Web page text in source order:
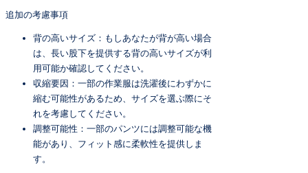
追加の考慮事項
背の高いサイズ：もしあなたが背が高い場合
は、長い股下を提供する背の高いサイズが利
用可能か確認してください。
収縮要因：一部の作業服は洗濯後にわずかに
縮む可能性があるため、サイズを選ぶ際にそ
れを考慮してください。
調整可能性：一部のパンツには調整可能な機
能があり、フィット感に柔軟性を提供しま
す。